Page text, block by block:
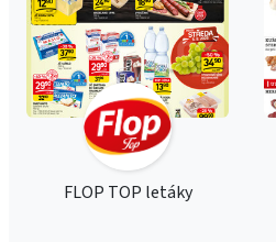
FLOP TOP letáky